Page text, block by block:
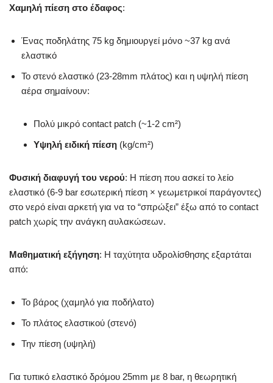
Χαμηλή πίεση στο έδαφος:
Ένας ποδηλάτης 75 kg δημιουργεί μόνο ~37 kg ανά
ελαστικό
Το στενό ελαστικό (23-28mm πλάτος) και η υψηλή πίεση
αέρα σημαίνουν:
Πολύ μικρό contact patch (~1-2 cm²)
Υψηλή ειδική πίεση (kg/cm²)
Φυσική διαφυγή του νερού: Η πίεση που ασκεί το λείο
ελαστικό (6-9 bar εσωτερική πίεση × γεωμετρικοί παράγοντες)
στο νερό είναι αρκετή για να το “σπρώξει” έξω από το contact
patch χωρίς την ανάγκη αυλακώσεων.
Μαθηματική εξήγηση: Η ταχύτητα υδρολίσθησης εξαρτάται
από:
Το βάρος (χαμηλό για ποδήλατο)
Το πλάτος ελαστικού (στενό)
Την πίεση (υψηλή)
Για τυπικό ελαστικό δρόμου 25mm με 8 bar, η θεωρητική